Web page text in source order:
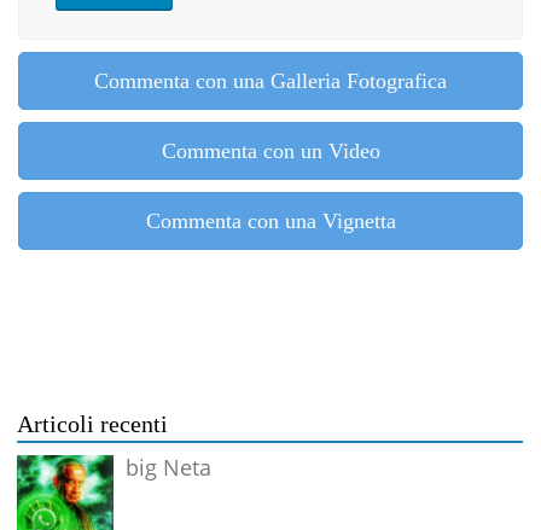
Commenta con una Galleria Fotografica
Commenta con un Video
Commenta con una Vignetta
Articoli recenti
big Neta